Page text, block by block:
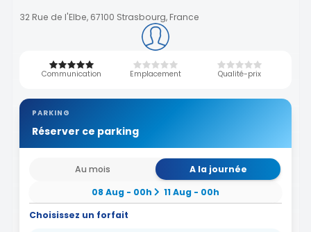
32 Rue de l'Elbe, 67100 Strasbourg, France
Communication Emplacement Qualité-prix
PARKING
Réserver ce parking
Au mois
A la journée
08 Aug - 00h
11 Aug - 00h
Choisissez un forfait